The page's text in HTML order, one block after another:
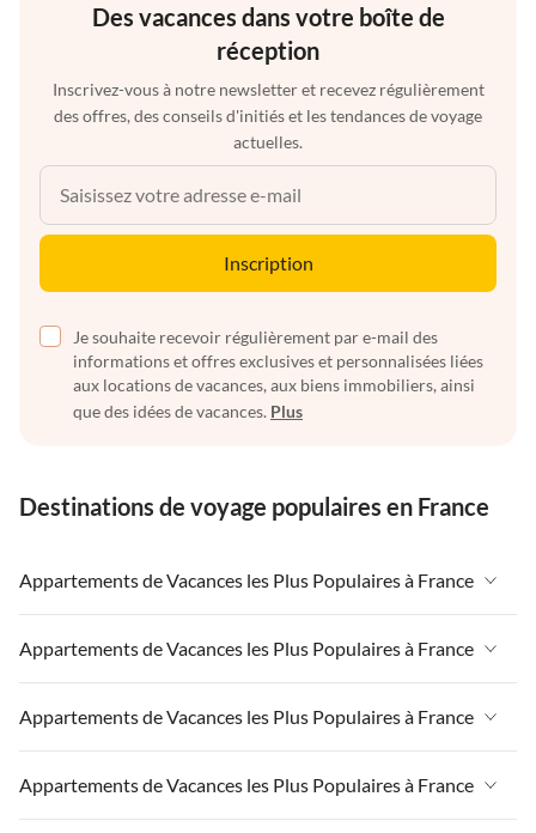
Des vacances dans votre boîte de
réception
Inscrivez-vous à notre newsletter et recevez régulièrement
des offres, des conseils d'initiés et les tendances de voyage
actuelles.
Inscription
Je souhaite recevoir régulièrement par e-mail des
informations et offres exclusives et personnalisées liées
aux locations de vacances, aux biens immobiliers, ainsi
que des idées de vacances. Plus
Destinations de voyage populaires en France
Appartements de Vacances les Plus Populaires à France
Appartements de Vacances à France
Appartements de Vacances à Paris-Ile de France
Appartements de Vacances à Paris
Appartements de Vacances à Côte atlantique
Appartements de Vacances les Plus Populaires à France
Appartements de Vacances à France
Appartements de Vacances à Paris-Ile de France
Appartements de Vacances à Paris
Appartements de Vacances les Plus Populaires à France
Appartements de Vacances à France
Appartements de Vacances à Paris-Ile de France
Appartements de Vacances les Plus Populaires à France